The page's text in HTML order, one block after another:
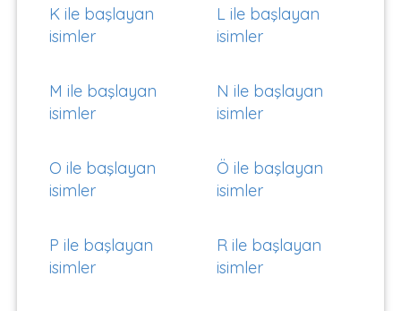
K ile başlayan
isimler
L ile başlayan
isimler
M ile başlayan
isimler
N ile başlayan
isimler
O ile başlayan
isimler
Ö ile başlayan
isimler
P ile başlayan
isimler
R ile başlayan
isimler